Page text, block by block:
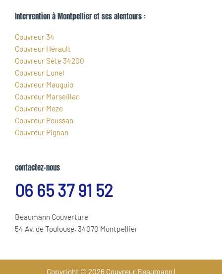
Intervention à Montpellier et ses alentours :
Couvreur 34
Couvreur Hérault
Couvreur Sète 34200
Couvreur Lunel
Couvreur Mauguio
Couvreur Marseillan
Couvreur Meze
Couvreur Poussan
Couvreur Pignan
contactez-nous
06 65 37 91 52
Beaumann Couverture
54 Av. de Toulouse, 34070 Montpellier
Copyright © 2026 Couvreur Beaumann |